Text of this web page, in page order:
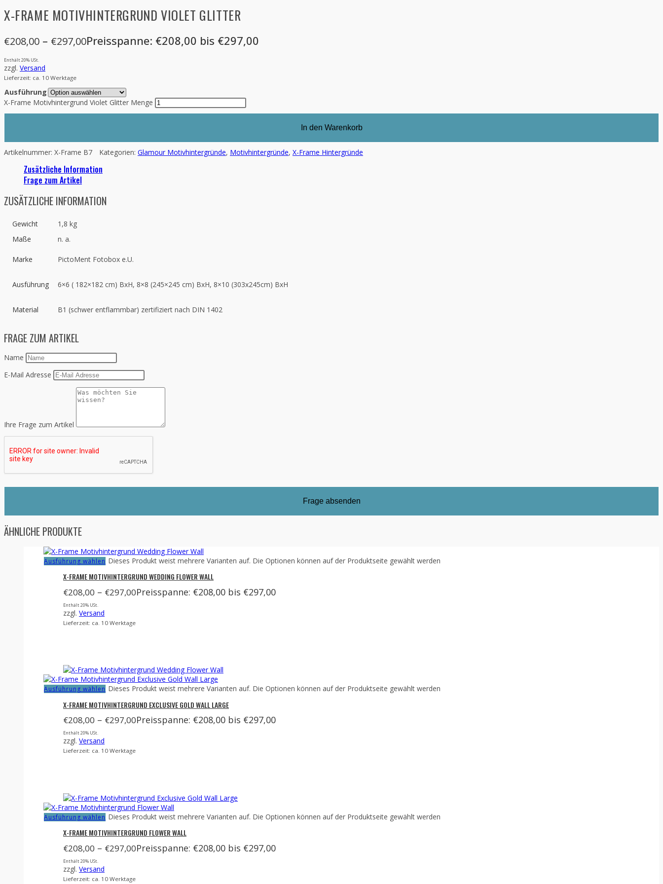
X-FRAME MOTIVHINTERGRUND VIOLET GLITTER
€208,00 – €297,00Preisspanne: €208,00 bis €297,00
Enthält 20% USt.
zzgl. Versand
Lieferzeit: ca. 10 Werktage
Ausführung
X-Frame Motivhintergrund Violet Glitter Menge
In den Warenkorb
Artikelnummer: X-Frame B7 Kategorien: Glamour Motivhintergründe, Motivhintergründe, X-Frame Hintergründe
Zusätzliche Information
Frage zum Artikel
ZUSÄTZLICHE INFORMATION
Gewicht
1,8 kg
Maße
n. a.
Marke PictoMent Fotobox e.U.
Ausführung 6×6 ( 182×182 cm) BxH, 8×8 (245×245 cm) BxH, 8×10 (303x245cm) BxH
Material B1 (schwer entflammbar) zertifiziert nach DIN 1402
FRAGE ZUM ARTIKEL
Name
E-Mail Adresse
Ihre Frage zum Artikel
ÄHNLICHE PRODUKTE
Ausführung wählen Dieses Produkt weist mehrere Varianten auf. Die Optionen können auf der Produktseite gewählt werden
X-FRAME MOTIVHINTERGRUND WEDDING FLOWER WALL
€208,00 – €297,00Preisspanne: €208,00 bis €297,00
Enthält 20% USt.
zzgl. Versand
Lieferzeit: ca. 10 Werktage
Ausführung wählen Dieses Produkt weist mehrere Varianten auf. Die Optionen können auf der Produktseite gewählt werden
X-FRAME MOTIVHINTERGRUND EXCLUSIVE GOLD WALL LARGE
€208,00 – €297,00Preisspanne: €208,00 bis €297,00
Enthält 20% USt.
zzgl. Versand
Lieferzeit: ca. 10 Werktage
Ausführung wählen Dieses Produkt weist mehrere Varianten auf. Die Optionen können auf der Produktseite gewählt werden
X-FRAME MOTIVHINTERGRUND FLOWER WALL
€208,00 – €297,00Preisspanne: €208,00 bis €297,00
Enthält 20% USt.
zzgl. Versand
Lieferzeit: ca. 10 Werktage